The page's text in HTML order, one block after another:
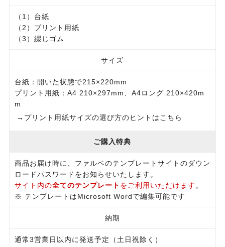
（1）台紙
（2）プリント用紙
（3）綴じゴム
サイズ
台紙：開いた状態で215×220mm
プリント用紙：A4 210×297mm、A4ロング 210×420m
m
→プリント用紙サイズの選び方のヒントはこちら
ご購入特典
商品お届け時に、 ファルベのテンプレートサイト のダウン
ロードパスワードをお知らせいたします。
サイト内の全てのテンプレート をご利用いただけます。
※ テンプレートはMicrosoft Wordで編集可能です
納期
通常3営業日以内に発送予定（土日祝除く）